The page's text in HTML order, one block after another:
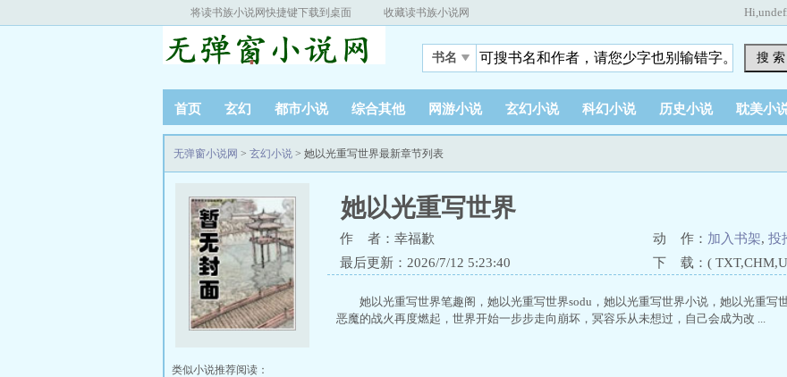
将读书族小说网快捷键下载到桌面 收藏读书族小说网 Hi,
书名 搜 索
首页 玄幻 都市小说 综合其他 网游小说 玄幻小说 科幻小说 历史小说 耽美小
无弹窗小说网 > 玄幻小说 > 她以光重写世界最新章节列表
她以光重写世界
作 者：幸福歉 动 作： 加入书架, 投
最后更新：2026/7/12 5:23:40
下 载：(
她以光重写世界笔趣阁，她以光重写世界sodu，她以光重写世界小说，她以光重写
恶魔的战火再度燃起，世界开始一步步走向崩坏，冥容乐从未想过，自己会成为改 ...
类似小说推荐阅读：